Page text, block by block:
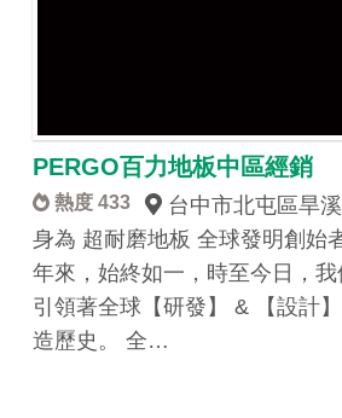
PERGO百力地板中區經銷
熱度 433
台中市北屯區旱
身為 超耐磨地板 全球發明創始
年來，始終如一，時至今日，
引領著全球【研發】 & 【設計
造歷史。 全…